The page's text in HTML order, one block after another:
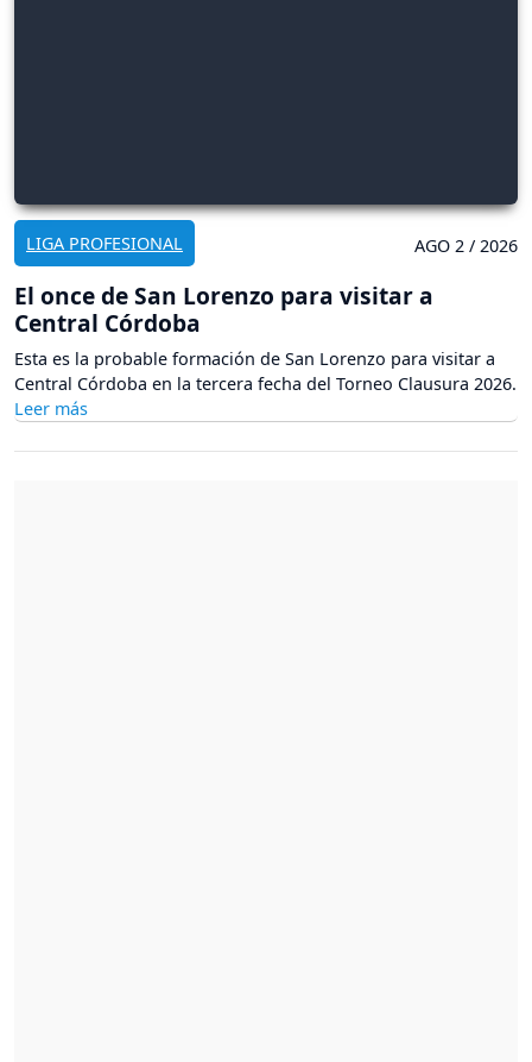
LIGA PROFESIONAL AGO 2 / 2026
El once de San Lorenzo para visitar a
Central Córdoba
Esta es la probable formación de San Lorenzo para visitar a
Central Córdoba en la tercera fecha del Torneo Clausura 2026.